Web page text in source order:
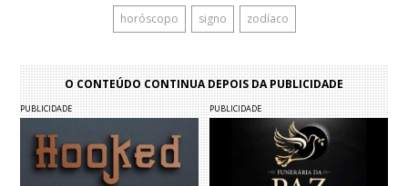
horóscopo signo zodíaco
O CONTEÚDO CONTINUA DEPOIS DA PUBLICIDADE
PUBLICIDADE PUBLICIDADE